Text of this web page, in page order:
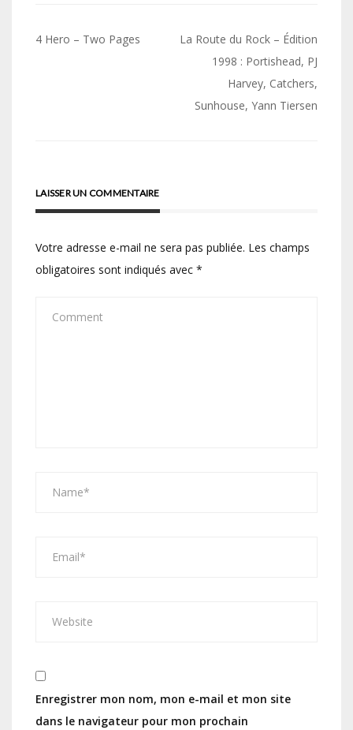
Navigation
4 Hero – Two Pages
La Route du Rock – Édition
1998 : Portishead, PJ
Harvey, Catchers,
Sunhouse, Yann Tiersen
LAISSER UN COMMENTAIRE
Votre adresse e-mail ne sera pas publiée. Les champs
obligatoires sont indiqués avec *
Enregistrer mon nom, mon e-mail et mon site
dans le navigateur pour mon prochain